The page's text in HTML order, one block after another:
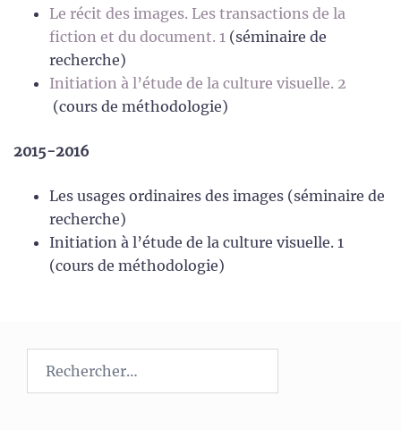
Le récit des images. Les transactions de la
fiction et du document. 1 (séminaire de
recherche)
Initiation à l’étude de la culture visuelle. 2
(cours de méthodologie)
2015-2016
Les usages ordinaires des images (séminaire de
recherche)
Initiation à l’étude de la culture visuelle. 1
(cours de méthodologie)